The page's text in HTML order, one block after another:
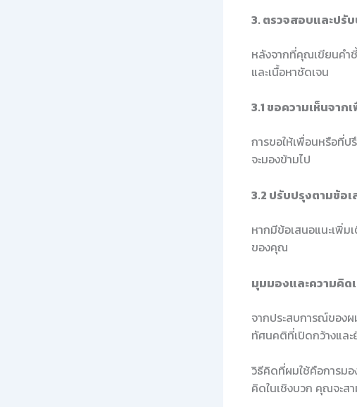
3. ตรวจสอบและปรั
หลังจากที่คุณเขียนคำ
และเนื้อหาชัดเจน
3.1 ขอความเห็นจา
การขอให้เพื่อนหรือที่
จะมองข้ามไป
3.2 ปรับปรุงตามข้อ
หากมีข้อเสนอแนะเพิ่ม
ของคุณ
มุมมองและความคิด
จากประสบการณ์ของ
ทัศนคติที่เปิดกว้างแล
วิธีคิดที่ผมใช้คือการม
คิดในเชิงบวก คุณจะส